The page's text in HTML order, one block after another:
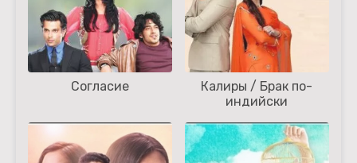
Согласие
Калиры / Брак по-
индийски